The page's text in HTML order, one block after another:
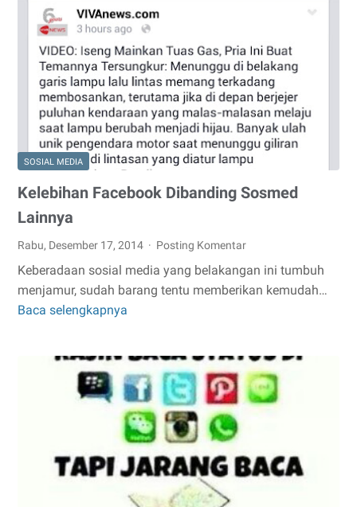
Ngetop
Di
Sosial
Media
SOSIAL MEDIA
Kelebihan Facebook Dibanding Sosmed
Lainnya
Rabu, Desember 17, 2014 Posting Komentar
Keberadaan sosial media yang belakangan ini tumbuh
menjamur, sudah barang tentu memberikan kemudah…
Baca selengkapnya
Sosmed
Lainnya